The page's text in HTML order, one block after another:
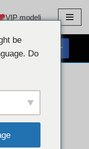
VIP modeli
KAMERO
be
Do